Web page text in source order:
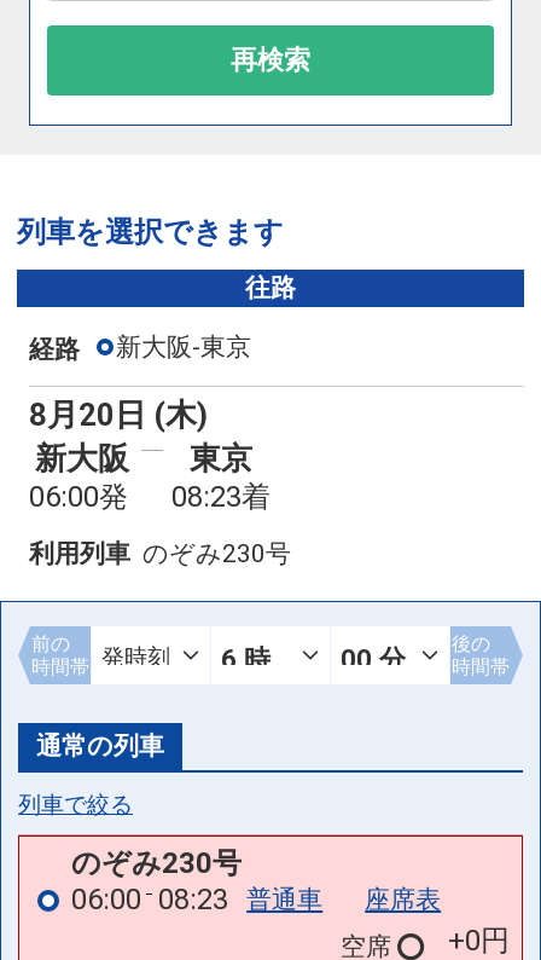
再検索
列車を選択できます
往路
経路 新大阪-東京
8月20日 (木)
新大阪
06:00発
東京
08:23着
利用列車 のぞみ230号
前の
時間帯
後の
時間帯
通常の列車
列車で絞る
のぞみ230号
06:00 08:23 普通車
座席表
空席
+0円